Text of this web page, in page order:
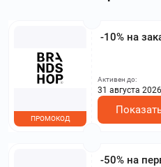
-10% на
ПРОМОКОД
Активен до:
31 августа 2026
-50% на